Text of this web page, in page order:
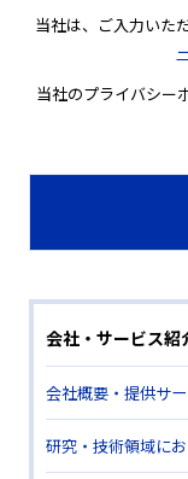
当社は、ご入力いた
当社のプライバシー
会社・サービス紹
会社概要・提供サ
研究・技術領域に